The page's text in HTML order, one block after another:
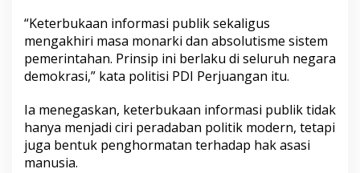
:
a
k
R
k
y
a
t
“Keterbukaan informasi publik sekaligus
mengakhiri masa monarki dan absolutisme sistem
pemerintahan. Prinsip ini berlaku di seluruh negara
demokrasi,” kata politisi PDI Perjuangan itu.
Ia menegaskan, keterbukaan informasi publik tidak
hanya menjadi ciri peradaban politik modern, tetapi
juga bentuk penghormatan terhadap hak asasi
manusia.